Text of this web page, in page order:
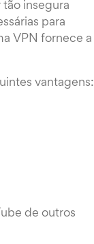
insegura
para
VPN fornece a
vantagens:
de outros